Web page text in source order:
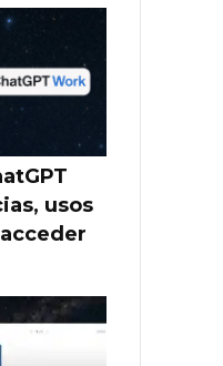
usos